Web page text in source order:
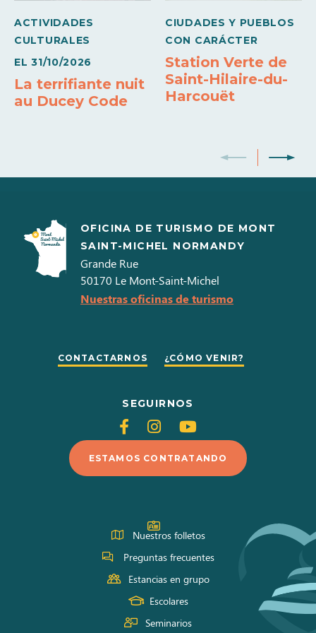
Secadora de uso privado Televisión color Acceso Internet
ACTIVIDADES
CULTURALES
EL 31/10/2026
La terrifiante nuit
au Ducey Code
CIUDADES Y PUEBLOS
CON CARÁCTER
Station Verte de
Saint-Hilaire-du-
Harcouët
OFICINA DE TURISMO DE MONT
SAINT-MICHEL NORMANDY
Grande Rue
50170 Le Mont-Saint-Michel
Nuestras oficinas de turismo
CONTACTARNOS ¿CÓMO VENIR?
SEGUIRNOS
Siganos
en
Facebook
Siganos
en
Instagram
Siganos
en
Youtube
ESTAMOS CONTRATANDO
Nuestros folletos
Preguntas frecuentes
Estancias en grupo
Escolares
Seminarios